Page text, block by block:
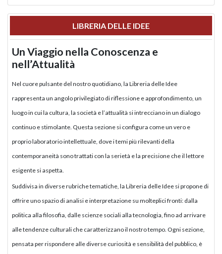
LIBRERIA DELLE IDEE
Un Viaggio nella Conoscenza e
nell’Attualità
Nel cuore pulsante del nostro quotidiano, la Libreria delle Idee
rappresenta un angolo privilegiato di riflessione e approfondimento, un
luogo in cui la cultura, la società e l’attualità si intrecciano in un dialogo
continuo e stimolante. Questa sezione si configura come un vero e
proprio laboratorio intellettuale, dove i temi più rilevanti della
contemporaneità sono trattati con la serietà e la precisione che il lettore
esigente si aspetta.
Suddivisa in diverse rubriche tematiche, la Libreria delle Idee si propone di
offrire uno spazio di analisi e interpretazione su molteplici fronti: dalla
politica alla filosofia, dalle scienze sociali alla tecnologia, fino ad arrivare
alle tendenze culturali che caratterizzano il nostro tempo. Ogni sezione,
pensata per rispondere alle diverse curiosità e sensibilità del pubblico, è